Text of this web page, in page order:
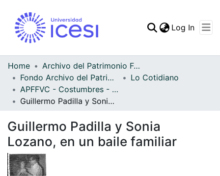
Statistics
Log In
Home
Archivo del Patrimonio Fotográfico y Fílmico del Valle del Cauca
Fondo Archivo del Patrimonio Fotográfico y Fílmico del Valle del Cauca
Lo Cotidiano
APFFVC - Costumbres - Patrimonial
Guillermo Padilla y Sonia Lozano, en un baile familiar
Guillermo Padilla y Sonia
Lozano, en un baile familiar